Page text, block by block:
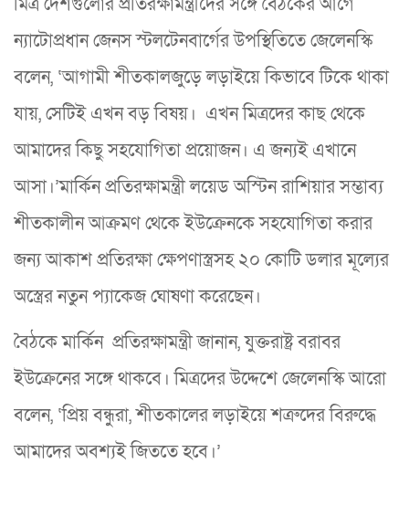
ন্যাটোপ্রধান জেনস স্টলটেনবার্গের উপস্থিতিতে জেলেনস্কি
বলেন, ‘আগামী শীতকালজুড়ে লড়াইয়ে কিভাবে টিকে থাকা
যায়, সেটিই এখন বড় বিষয়। এখন মিত্রদের কাছ থেকে
আমাদের কিছু সহযোগিতা প্রয়োজন। এ জন্যই এখানে
আসা।’মার্কিন প্রতিরক্ষামন্ত্রী লয়েড অস্টিন রাশিয়ার সম্ভাব্য
শীতকালীন আক্রমণ থেকে ইউক্রেনকে সহযোগিতা করার
জন্য আকাশ প্রতিরক্ষা ক্ষেপণাস্ত্রসহ ২০ কোটি ডলার মূল্যের
অস্ত্রের নতুন প্যাকেজ ঘোষণা করেছেন।
বৈঠকে মার্কিন প্রতিরক্ষামন্ত্রী জানান, যুক্তরাষ্ট্র বরাবর
ইউক্রেনের সঙ্গে থাকবে। মিত্রদের উদ্দেশে জেলেনস্কি আরো
বলেন, ‘প্রিয় বন্ধুরা, শীতকালের লড়াইয়ে শত্রুদের বিরুদ্ধে
আমাদের অবশ্যই জিততে হবে।’